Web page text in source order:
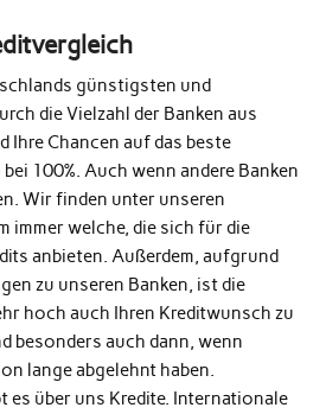
günstigsten und
die Vielzahl der Banken aus
Ihre Chancen auf das beste
100%. Auch wenn andere Banken
Wir finden unter unseren
immer welche, die sich für die
anbieten. Außerdem, aufgrund
zu unseren Banken, ist die
hoch auch Ihren Kreditwunsch zu
besonders auch dann, wenn
lange abgelehnt haben.
es über uns Kredite. Internationale